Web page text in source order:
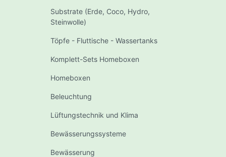
Substrate (Erde, Coco, Hydro,
Steinwolle)
Töpfe - Fluttische - Wassertanks
Komplett-Sets Homeboxen
Homeboxen
Beleuchtung
Lüftungstechnik und Klima
Bewässerungssysteme
Bewässerung